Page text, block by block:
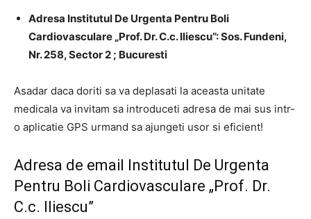
Adresa Institutul De Urgenta Pentru Boli
Cardiovasculare „Prof. Dr. C.c. Iliescu”: Sos. Fundeni,
Nr. 258, Sector 2 ; Bucuresti
Asadar daca doriti sa va deplasati la aceasta unitate
medicala va invitam sa introduceti adresa de mai sus intr-
o aplicatie GPS urmand sa ajungeti usor si eficient!
Adresa de email Institutul De Urgenta
Pentru Boli Cardiovasculare „Prof. Dr.
C.c. Iliescu”